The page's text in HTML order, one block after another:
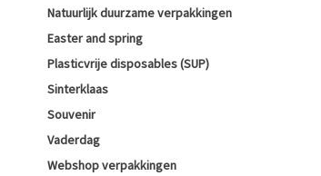
Natuurlijk duurzame verpakkingen
Easter and spring
Plasticvrije disposables (SUP)
Sinterklaas
Souvenir
Vaderdag
Webshop verpakkingen